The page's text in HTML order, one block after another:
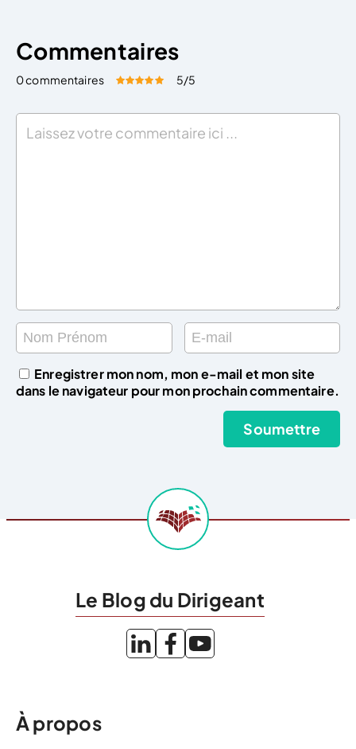
Commentaires
0 commentaires Évaluez cet article:
5/5
Enregistrer mon nom, mon e-mail et mon site
dans le navigateur pour mon prochain commentaire.
Le Blog du Dirigeant
À propos